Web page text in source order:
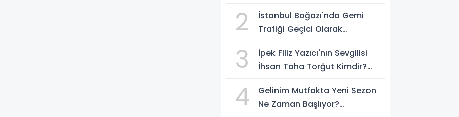
2
İstanbul Boğazı'nda Gemi
Trafiği Geçici Olarak
3
İpek Filiz Yazıcı'nın Sevgilisi
İhsan Taha Torğut Kimdir?
Ediliyor
4
Gelinim Mutfakta Yeni Sezon
Ne Zaman Başlıyor?